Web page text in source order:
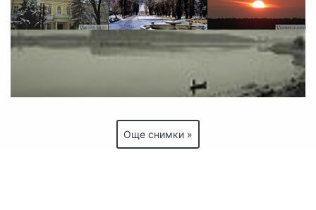
Още снимки »